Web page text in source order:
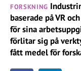
FORSKNING
baserade på VR
för sina
förlitar sig på
fått medel för